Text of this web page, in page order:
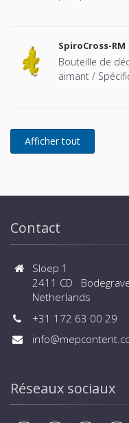
SpiroCross-RM
Bouteille de
aimant /
Contact
Sloep 1
2411 CD
Netherlands
+31 172 63 00 29
Réseaux sociaux